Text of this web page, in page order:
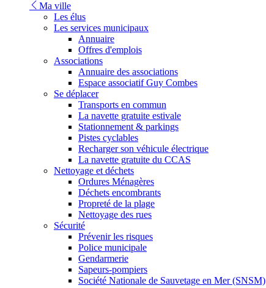
Ma ville
Les élus
Les services municipaux
Annuaire
Offres d'emplois
Associations
Annuaire des associations
Espace associatif Guy Combes
Se déplacer
Transports en commun
La navette gratuite estivale
Stationnement & parkings
Pistes cyclables
Recharger son véhicule électrique
La navette gratuite du CCAS
Nettoyage et déchets
Ordures Ménagères
Déchets encombrants
Propreté de la plage
Nettoyage des rues
Sécurité
Prévenir les risques
Police municipale
Gendarmerie
Sapeurs-pompiers
Société Nationale de Sauvetage en Mer (SNSM)